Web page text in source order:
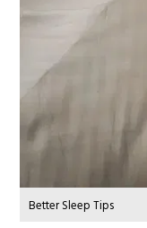
Better Sleep Tips